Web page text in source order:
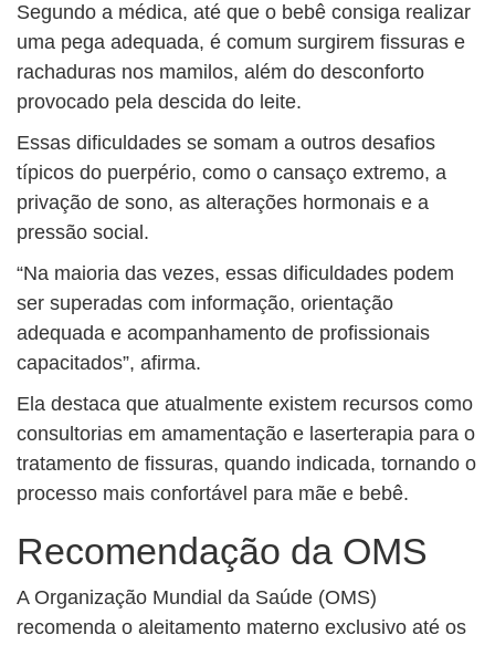
Segundo a médica, até que o bebê consiga realizar
uma pega adequada, é comum surgirem fissuras e
rachaduras nos mamilos, além do desconforto
provocado pela descida do leite.
Essas dificuldades se somam a outros desafios
típicos do puerpério, como o cansaço extremo, a
privação de sono, as alterações hormonais e a
pressão social.
“Na maioria das vezes, essas dificuldades podem
ser superadas com informação, orientação
adequada e acompanhamento de profissionais
capacitados”, afirma.
Ela destaca que atualmente existem recursos como
consultorias em amamentação e laserterapia para o
tratamento de fissuras, quando indicada, tornando o
processo mais confortável para mãe e bebê.
Recomendação da OMS
A Organização Mundial da Saúde (OMS)
recomenda o aleitamento materno exclusivo até os